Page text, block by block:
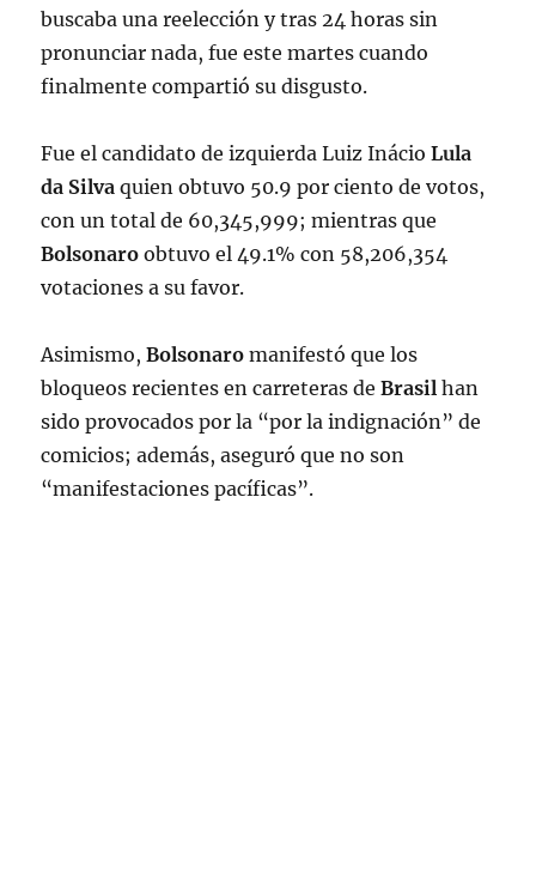
buscaba una reelección y tras 24 horas sin
pronunciar nada, fue este martes cuando
finalmente compartió su disgusto.
Fue el candidato de izquierda Luiz InácioLula
da Silva quien obtuvo 50.9 por ciento de votos,
con un total de 60,345,999; mientras que
Bolsonaro obtuvo el 49.1% con 58,206,354
votaciones a su favor.
Asimismo,Bolsonaro manifestó que los
bloqueos recientes en carreteras deBrasil han
sido provocados por la “por la indignación” de
comicios; además, aseguró que no son
“manifestaciones pacíficas”.